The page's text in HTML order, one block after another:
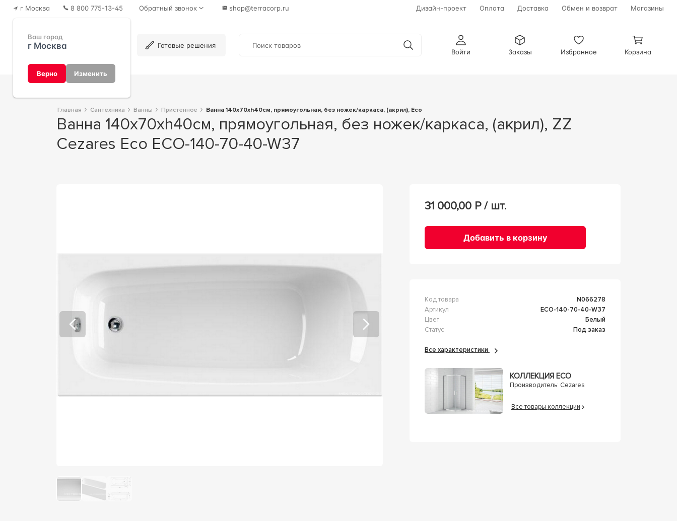
г Москва
Ваш город
г Москва
Верно Изменить
8 800 775-13-45 Обратный звонок shop@terracorp.ru Дизайн-проект Оплата Доставка Обмен и возврат Магазины
Готовые решения
Войти
Заказы Избранное Корзина
Главная Сантехника Ванны Пристенное Ванна 140х70хh40см, прямоугольная, без ножек/каркаса, (акрил), Eco
Ванна 140х70хh40см, прямоугольная, без ножек/каркаса, (акрил), ZZ
Cezares Eco ECO-140-70-40-W37
31 000,00 Р / шт.
Добавить в корзину
Код товара
n066278
Артикул
ECO-140-70-40-W37
Цвет
Белый
Статус
Под заказ
Все характеристики
КОЛЛЕКЦИЯ ECO
Производитель: Cezares
Все товары коллекции